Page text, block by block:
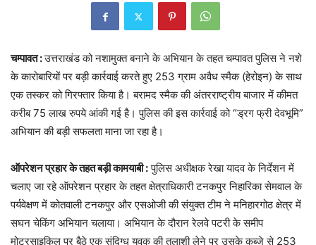
चम्पावत :उत्तराखंड को नशामुक्त बनाने के अभियान के तहत चम्पावत पुलिस ने नशे
के कारोबारियों पर बड़ी कार्रवाई करते हुए 253 ग्राम अवैध स्मैक (हेरोइन) के साथ
एक तस्कर को गिरफ्तार किया है। बरामद स्मैक की अंतरराष्ट्रीय बाजार में कीमत
करीब 75 लाख रुपये आंकी गई है। पुलिस की इस कार्रवाई को “ड्रग फ्री देवभूमि”
अभियान की बड़ी सफलता माना जा रहा है।
ऑपरेशन प्रहार के तहत बड़ी कामयाबी :पुलिस अधीक्षक रेखा यादव के निर्देशन में
चलाए जा रहे ऑपरेशन प्रहार के तहत क्षेत्राधिकारी टनकपुर निहारिका सेमवाल के
पर्यवेक्षण में कोतवाली टनकपुर और एसओजी की संयुक्त टीम ने मनिहारगोठ क्षेत्र में
सघन चेकिंग अभियान चलाया। अभियान के दौरान रेलवे पटरी के समीप
मोटरसाइकिल पर बैठे एक संदिग्ध युवक की तलाशी लेने पर उसके कब्जे से 253